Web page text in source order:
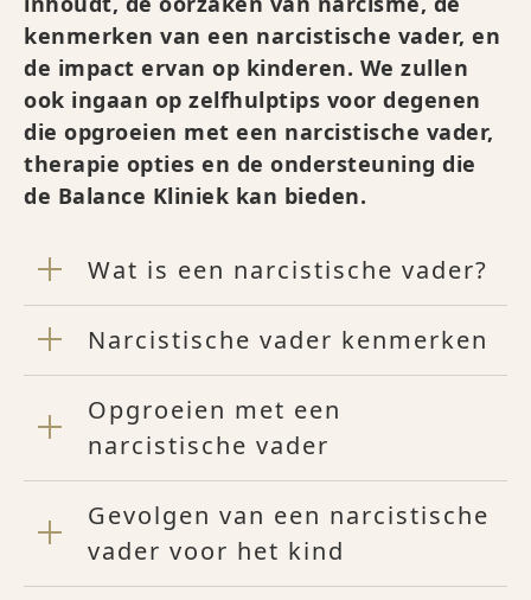
kenmerken van een narcistische vader, en
de impact ervan op kinderen. We zullen
ook ingaan op zelfhulptips voor degenen
die opgroeien met een narcistische vader,
therapie opties en de ondersteuning die
de Balance Kliniek kan bieden.
Wat is een narcistische vader?
Narcistische vader kenmerken
Opgroeien met een
narcistische vader
Gevolgen van een narcistische
vader voor het kind